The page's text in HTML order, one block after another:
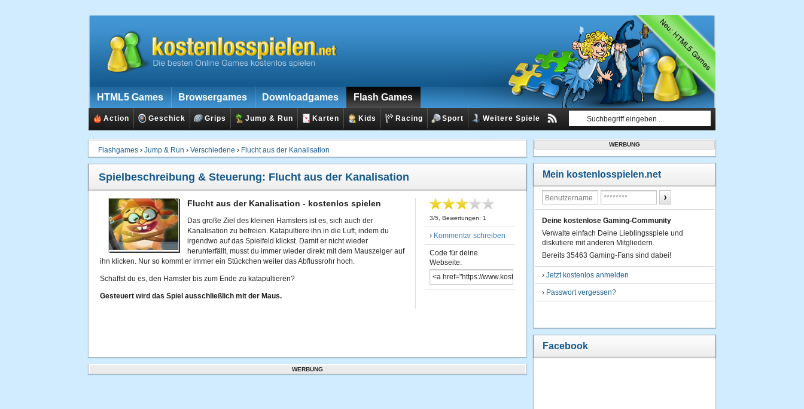
HTML5 Games Browsergames Downloadgames Flash Games
Action Geschick Grips Jump & Run Karten Kids Racing Sport Weitere Spiele
Flashgames › Jump & Run › Verschiedene › Flucht aus der Kanalisation
Spielbeschreibung & Steuerung: Flucht aus der Kanalisation
Flucht aus der Kanalisation - kostenlos spielen
Das große Ziel des kleinen Hamsters ist es, sich auch der
Kanalisation zu befreien. Katapultiere ihn in die Luft, indem du
irgendwo auf das Spielfeld klickst. Damit er nicht wieder
herunterfällt, musst du immer wieder direkt mit dem Mauszeiger auf
ihn klicken. Nur so kommt er immer ein Stückchen weiter das Abflussrohr hoch.
Schaffst du es, den Hamster bis zum Ende zu katapultieren?
Gesteuert wird das Spiel ausschließlich mit der Maus.
3/5 , Bewertungen: 1
› Kommentar schreiben
Code für deine
Webseite:
WERBUNG
WERBUNG
Mein kostenlosspielen.net
Deine kostenlose Gaming-Community
Verwalte einfach Deine Lieblingsspiele und
diskutiere mit anderen Mitgliedern.
Bereits 35463 Gaming-Fans sind dabei!
› Jetzt kostenlos anmelden
› Passwort vergessen?
Facebook